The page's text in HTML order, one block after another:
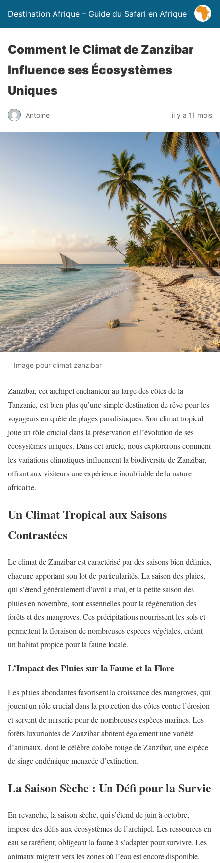
Destination Afrique – Guide du Safari en Afrique
Comment le Climat de Zanzibar
Influence ses Écosystèmes
Uniques
Antoine il y a 11 mois
Image pour climat zanzibar
Zanzibar, cet archipel enchanteur au large des côtes de la
Tanzanie, est bien plus qu’une simple destination de rêve pour les
voyageurs en quête de plages paradisiaques. Son climat tropical
joue un rôle crucial dans la préservation et l’évolution de ses
écosystèmes uniques. Dans cet article, nous explorerons comment
les variations climatiques influencent la biodiversité de Zanzibar,
offrant aux visiteurs une expérience inoubliable de la nature
africaine.
Un Climat Tropical aux Saisons
Contrastées
Le climat de Zanzibar est caractérisé par des saisons bien définies,
chacune apportant son lot de particularités. La saison des pluies,
qui s’étend généralement d’avril à mai, et la petite saison des
pluies en novembre, sont essentielles pour la régénération des
forêts et des mangroves. Ces précipitations nourrissent les sols et
permettent la floraison de nombreuses espèces végétales, créant
un habitat propice pour la faune locale.
L’Impact des Pluies sur la Faune et la Flore
Les pluies abondantes favorisent la croissance des mangroves, qui
jouent un rôle crucial dans la protection des côtes contre l’érosion
et servent de nurserie pour de nombreuses espèces marines. Les
forêts luxuriantes de Zanzibar abritent également une variété
d’animaux, dont le célèbre colobe rouge de Zanzibar, une espèce
de singe endémique menacée d’extinction.
La Saison Sèche : Un Défi pour la Survie
En revanche, la saison sèche, qui s’étend de juin à octobre,
impose des défis aux écosystèmes de l’archipel. Les ressources en
eau se raréfient, obligeant la faune à s’adapter pour survivre. Les
animaux migrent vers les zones où l’eau est encore disponible,